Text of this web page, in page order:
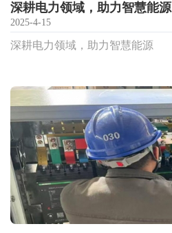
深耕电力领域，助力智慧能源
2025-4-15
深耕电力领域，助力智慧能源